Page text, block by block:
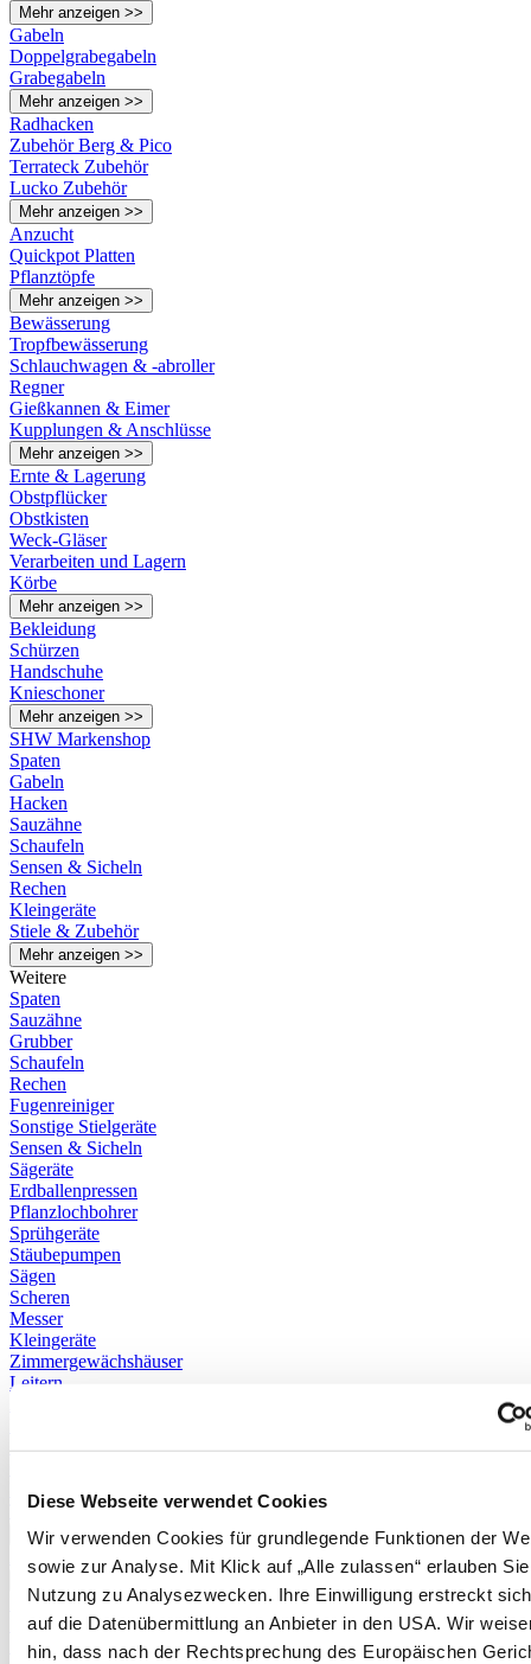
Diese Webseite verwendet Cookies
Wir verwenden Cookies für grundlegende Funktionen der
sowie zur Analyse. Mit Klick auf „Alle zulassen“ erlauben
Nutzung zu Analysezwecken. Ihre Einwilligung erstreckt
auf die Datenübermittlung an Anbieter in den USA. Wir
hin, dass nach der Rechtsprechung des Europäischen
Mehr anzeigen >>
Gabeln
Doppelgrabegabeln
Grabegabeln
Mehr anzeigen >>
Radhacken
Zubehör Berg & Pico
Terrateck Zubehör
Lucko Zubehör
Mehr anzeigen >>
Anzucht
Quickpot Platten
Pflanztöpfe
Mehr anzeigen >>
Bewässerung
Tropfbewässerung
Schlauchwagen & -abroller
Regner
Gießkannen & Eimer
Kupplungen & Anschlüsse
Mehr anzeigen >>
Ernte & Lagerung
Obstpflücker
Obstkisten
Weck-Gläser
Verarbeiten und Lagern
Körbe
Mehr anzeigen >>
Bekleidung
Schürzen
Handschuhe
Knieschoner
Mehr anzeigen >>
SHW Markenshop
Spaten
Gabeln
Hacken
Sauzähne
Schaufeln
Sensen & Sicheln
Rechen
Kleingeräte
Stiele & Zubehör
Mehr anzeigen >>
Weitere
Spaten
Sauzähne
Grubber
Schaufeln
Rechen
Fugenreiniger
Sonstige Stielgeräte
Sensen & Sicheln
Sägeräte
Erdballenpressen
Pflanzlochbohrer
Sprühgeräte
Stäubepumpen
Sägen
Scheren
Messer
Kleingeräte
Zimmergewächshäuser
Leitern
Stiele & Zubehör
Taschen
Mehr anzeigen >>
Alle anzeigen
Hochbeete
Komposter
Zäune